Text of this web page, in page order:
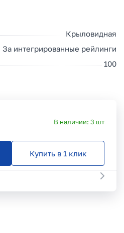
Крыловидная
За интегрированные рейлинги
100
В наличии: 3 шт
Купить в 1 клик